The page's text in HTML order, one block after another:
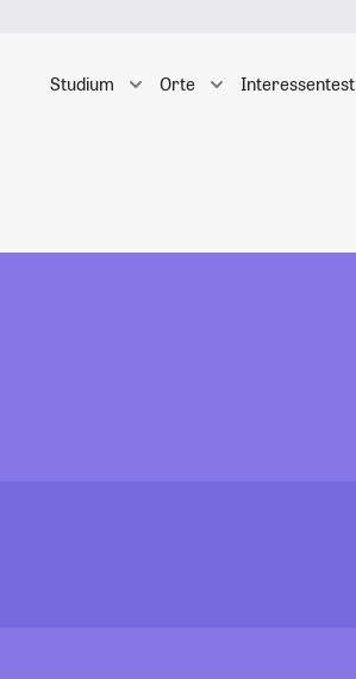
Studium Orte Interessentest